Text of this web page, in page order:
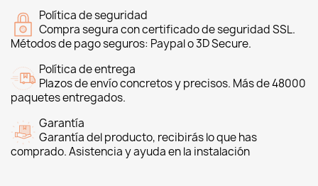
Política de seguridad
Compra segura con certificado de seguridad SSL.
Métodos de pago seguros: Paypal o 3D Secure.
Política de entrega
Plazos de envío concretos y precisos. Más de 48000
paquetes entregados.
Garantía
Garantía del producto, recibirás lo que has
comprado. Asistencia y ayuda en la instalación